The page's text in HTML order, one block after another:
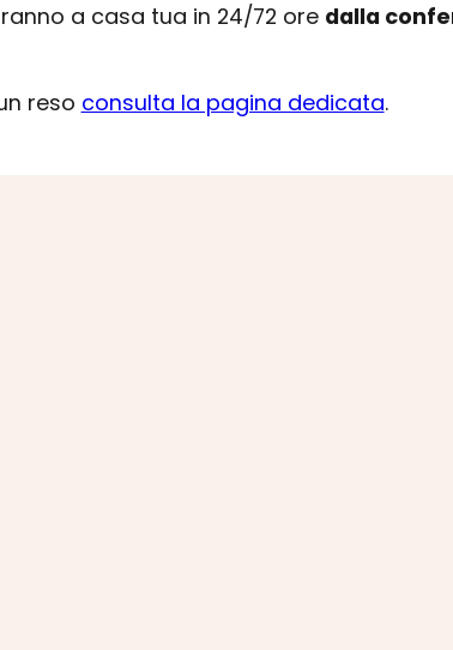
a casa tua in 24/72 ore dalla
reso consulta la pagina dedicata.